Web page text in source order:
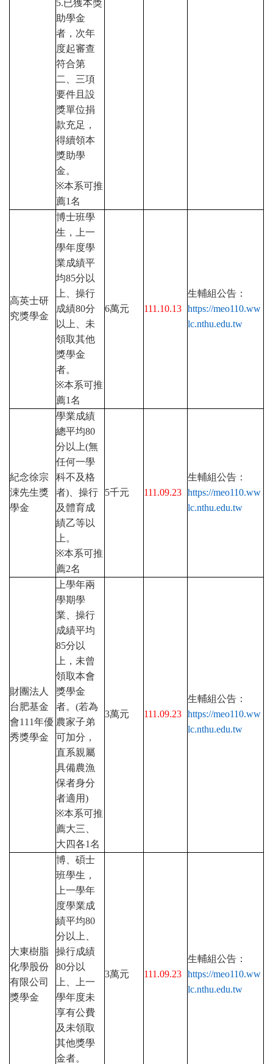
5.已獲本獎
助學金
者，次年
度起審查
符合第
二、三項
要件且設
獎單位捐
款充足，
得續領本
獎助學
金。
※本系可推
薦1名
高英士研
究獎學金
博士班學
生，上一
學年度學
業成績平
均85分以
上、操行
成績80分
以上、未
領取其他
獎學金
者。
※本系可推
薦1名
6萬元 111.10.13
生輔組公告：
https://meo110.ww
lc.nthu.edu.tw
紀念徐宗
涑先生獎
學金
學業成績
總平均80
分以上(無
任何一學
科不及格
者) 、操行
及體育成
績乙等以
上。
※本系可推
薦2名
5千元 111.09.23
生輔組公告：
https://meo110.ww
lc.nthu.edu.tw
財團法人
台肥基金
會111年優
秀獎學金
上學年兩
學期學
業、操行
成績平均
85分以
上，未曾
領取本會
獎學金
者。(若為
農家子弟
可加分，
直系親屬
具備農漁
保者身分
者適用)
※本系可推
薦大三、
大四各1名
3萬元 111.09.23
生輔組公告：
https://meo110.ww
lc.nthu.edu.tw
大東樹脂
化學股份
有限公司
獎學金
博、碩士
班學生，
上一學年
度學業成
績平均80
分以上、
操行成績
80分以
上、上一
學年度未
享有公費
及未領取
其他獎學
金者。
3萬元 111.09.23
生輔組公告：
https://meo110.ww
lc.nthu.edu.tw